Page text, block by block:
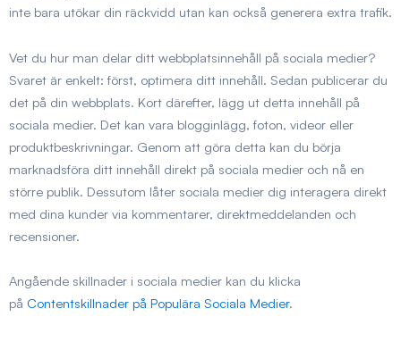
inte bara utökar din räckvidd utan kan också generera extra trafik.
Vet du hur man delar ditt webbplatsinnehåll på sociala medier?
Svaret är enkelt: först, optimera ditt innehåll. Sedan publicerar du
det på din webbplats. Kort därefter, lägg ut detta innehåll på
sociala medier. Det kan vara blogginlägg, foton, videor eller
produktbeskrivningar. Genom att göra detta kan du börja
marknadsföra ditt innehåll direkt på sociala medier och nå en
större publik. Dessutom låter sociala medier dig interagera direkt
med dina kunder via kommentarer, direktmeddelanden och
recensioner.
Angående skillnader i sociala medier kan du klicka
på Contentskillnader på Populära Sociala Medier.